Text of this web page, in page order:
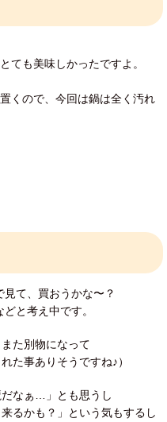
ても美味しかったですよ。
くので、今回は鍋は全く汚れ
て、買おうかな〜？
と考え中です。
た別物になって
た事ありそうですね♪）
なぁ…」とも思うし
るかも？」という気もするし